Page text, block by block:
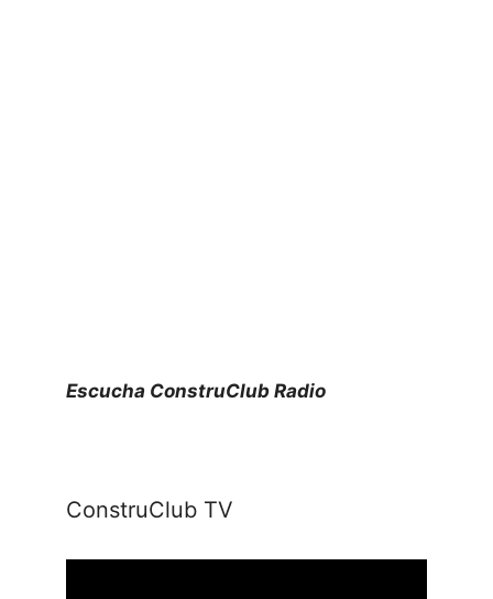
Escucha ConstruClub Radio
ConstruClub TV